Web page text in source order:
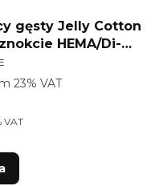
gęsty Jelly Cotton
HEMA/Di-
%s VAT
23% VAT
brutto
VAT
netto